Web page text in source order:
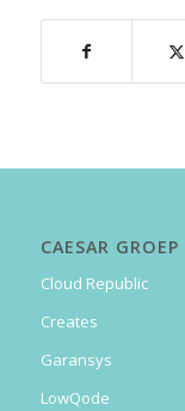
CAESAR GROEP
Cloud Republic
Creates
Garansys
LowQode